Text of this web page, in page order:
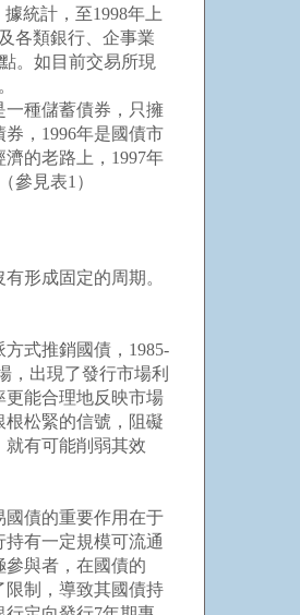
統計，至1998年上
各類銀行、企事業
。如目前交易所現
種儲蓄債券，只擁
，1996年是國債市
的老路上，1997年
參見表1）
形成固定的周期。
式推銷國債，1985-
，出現了發行市場利
更能合理地反映市場
松緊的信號，阻礙
有可能削弱其效
債的重要作用在于
有一定規模可流通
參與者，在國債的
限制，導致其國債持